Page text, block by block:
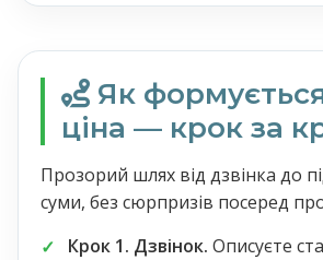
Як
ціна — крок за
Прозорий шлях від дзвінка до
суми, без сюрпризів посеред
Крок 1. Дзвінок. Описуєте